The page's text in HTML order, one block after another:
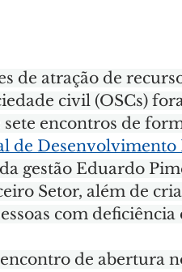
de atração de
civil (OSCs)
sete encontros de
de
gestão Eduardo
Setor, além de
com
de abertura